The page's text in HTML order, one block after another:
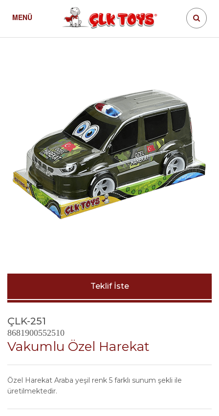
MENÜ
Özel Harekat Vakumlu Özel Harekat
Teklif İste
ÇLK-251
8681900552510
Vakumlu Özel Harekat
Özel Harekat Araba yeşil renk 5 farklı sunum şekli ile
üretilmektedir.